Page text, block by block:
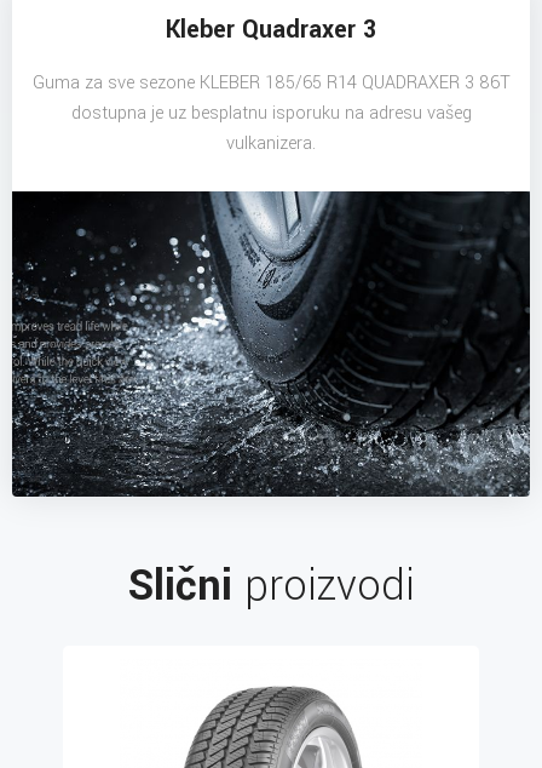
Kleber Quadraxer 3
Guma za sve sezone KLEBER 185/65 R14 QUADRAXER 3 86T
dostupna je uz besplatnu isporuku na adresu vašeg
vulkanizera.
Slični proizvodi